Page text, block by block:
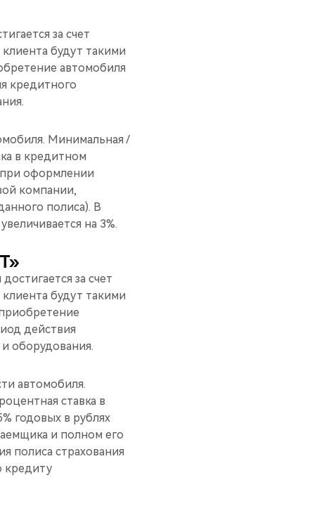
за счет
будут такими
автомобиля
кредитного
Минимальная /
в кредитном
оформлении
компании,
полиса). В
на 3%.
за счет
будут такими
действия
оборудования.
автомобиля.
ставка в
годовых в рублях
и полном его
полиса страхования
кредиту